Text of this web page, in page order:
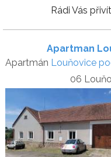
Rádi Vás
Apartman
Apartmán Louňovice
06